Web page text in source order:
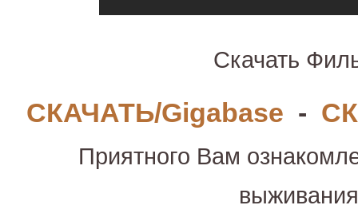
Скачать
СКАЧАТЬ/Gigabase -
Приятного Вам
выживания